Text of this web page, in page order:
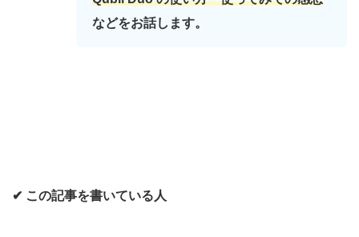
などをお話します。
✔ この記事を書いている人